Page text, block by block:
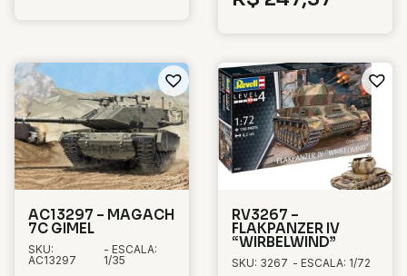
AC13297 – MAGACH
7C GIMEL
SKU:
AC13297
- ESCALA:
1/35
RV3267 –
FLAKPANZER IV
“WIRBELWIND”
SKU: 3267 - ESCALA: 1/72